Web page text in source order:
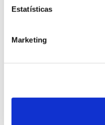
Estatísticas
Marketing
25.06.2026
Natureza e florestas